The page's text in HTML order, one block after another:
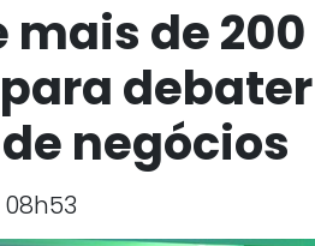
mais de 200
debater
negócios